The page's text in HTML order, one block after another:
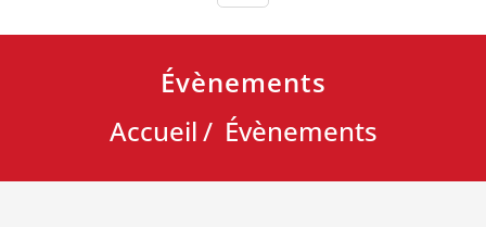
Évènements
Accueil
Évènements